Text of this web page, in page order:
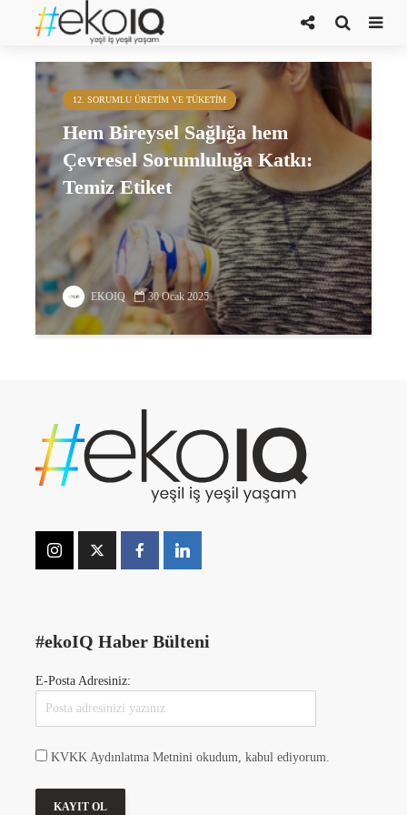
temiz üretim
12. SORUMLU ÜRETIM VE TÜKETIM
Hem Bireysel Sağlığa hem
Çevresel Sorumluluğa Katkı:
Temiz Etiket
EKOIQ 30 Ocak 2025
#ekoIQ Haber Bülteni
E-Posta Adresiniz:
KVKK Aydınlatma Metnini okudum, kabul ediyorum.